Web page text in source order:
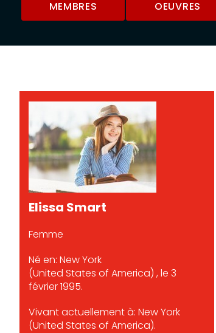
MEMBRES OEUVRES
Elissa Smart
Femme
Né en: New York
(United States of America) , le 3
février 1995.
Vivant actuellement à: New York
(United States of America).